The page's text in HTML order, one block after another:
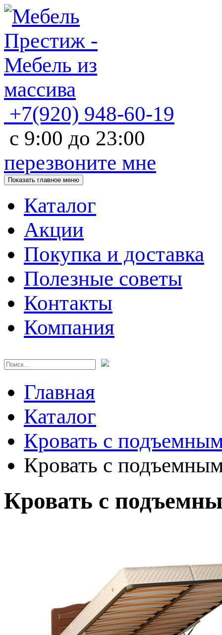
+7(920) 948-60-19
с 9:00 до 23:00
перезвоните мне
Показать главное меню
Каталог
Акции
Покупка и доставка
Полезные советы
Контакты
Компания
Главная
Каталог
Кровать с
Кровать с
Кровать с